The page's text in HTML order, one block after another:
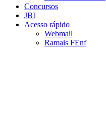
Concursos
JBI
Acesso rápido
Webmail
Ramais FEnf